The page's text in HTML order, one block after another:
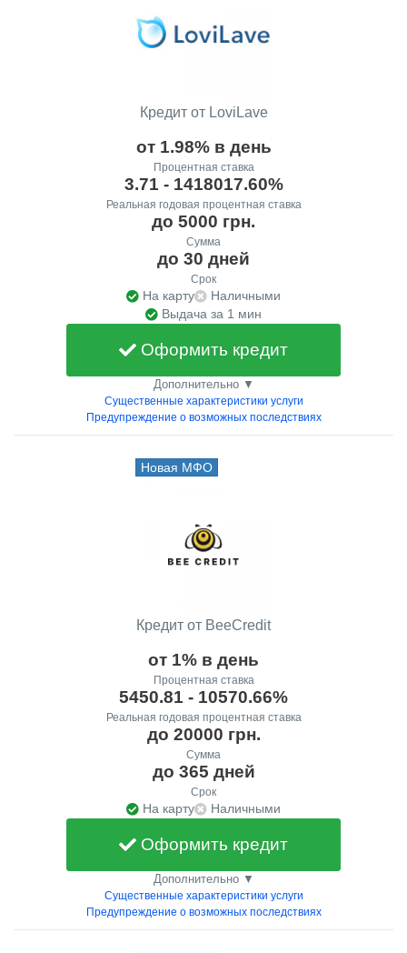
Кредит от LoviLave
от 1.98% в день
Процентная ставка
3.71 - 1418017.60%
Реальная годовая процентная ставка
до 5000 грн.
Сумма
до 30 дней
Срок
На карту
Наличными
Выдача за 1 мин
Оформить кредит
Дополнительно ▼
Существенные характеристики услуги
Предупреждение о возможных последствиях
Новая МФО
Кредит от BeeCredit
от 1% в день
Процентная ставка
5450.81 - 10570.66%
Реальная годовая процентная ставка
до 20000 грн.
Сумма
до 365 дней
Срок
На карту Наличными
Оформить кредит
Дополнительно ▼
Существенные характеристики услуги
Предупреждение о возможных последствиях